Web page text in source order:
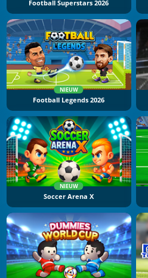
Football Superstars 2026
NIEUW
Football Legends 2026
NIEUW
Soccer Arena X